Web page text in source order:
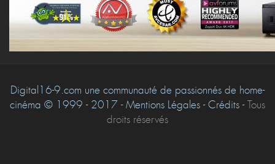
Digital16-9.com une communauté de passionnés de home-
cinéma © 1999 - 2017 - Mentions Légales - Crédits -Tous
droits réservés